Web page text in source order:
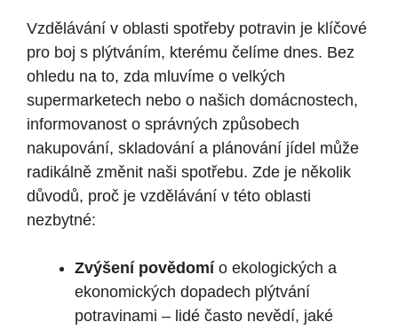
Vzdělávání ⁤v‍ oblasti spotřeby potravin je klíčové
pro boj s⁢ plýtváním, ‍kterému čelíme dnes. Bez‌
ohledu na⁤ to, zda​ mluvíme o velkých ​
supermarketech nebo o našich‌ domácnostech,
informovanost o správných způsobech
nakupování, skladování a plánování jídel může
radikálně⁣ změnit⁢ naši spotřebu. Zde je několik
důvodů,⁤ proč je⁢ vzdělávání v této oblasti
‌nezbytné:
Zvýšení ​povědomí o ekologických a
ekonomických dopadech ⁤plýtvání⁣
potravinami – ​lidé často nevědí, jaké